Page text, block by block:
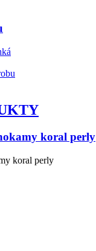
koral perly